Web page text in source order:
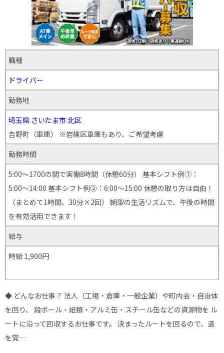
職種
ドライバー
勤務地
埼玉県 さいたま市 北区
吉野町（車庫） ※岩槻区車庫もあり、ご希望考慮
勤務時間
5:00〜1700の間で実働8時間（休憩60分） 基本シフト例①：
5:00〜14:00 基本シフト例②：6:00〜15:00 休憩の取り方は自由！
（まとめて1時間、30分×2回） 朝型の生活リズムで、午後の時間
を有効活用できます！
給与
時給 1,900円
◆ どんなお仕事？ 法人（工場・倉庫・一般企業）や町内会・自治体
を回り、 段ボール・紙類・アルミ缶・スチール缶などの資源物を ル
ートに沿って回収するお仕事です。 決まったルートを回るので、道
を覚…